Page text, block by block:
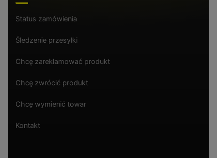
Status zamówienia
Śledzenie przesyłki
Chcę zareklamować produkt
Chcę zwrócić produkt
Chcę wymienić towar
Kontakt